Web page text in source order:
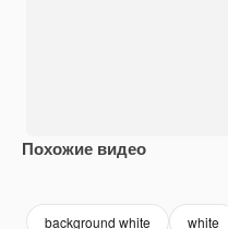
Похожие видео
background white white